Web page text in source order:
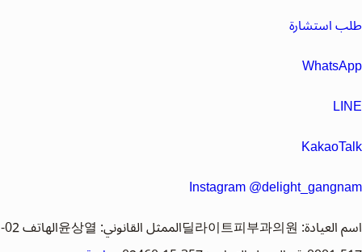
طلب استشارة
WhatsApp
LINE
KakaoTalk
Instagram @delight_gangnam
اسم العيادة:
딜라이트피부과의원الممثل القانوني:
윤상열الهاتف
02-